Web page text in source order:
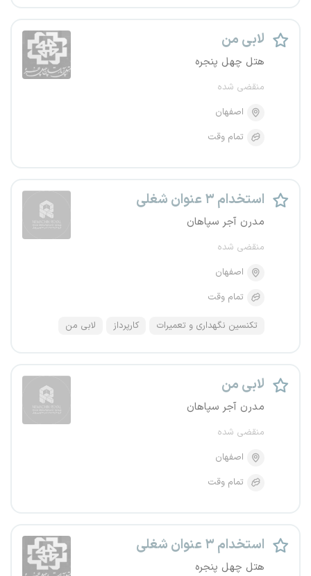
لابی من
هتل چهل پنجره
منقضی شده
اصفهان
تمام وقت
استخدام ۳ عنوان شغلی
مدرن آجر سپاهان
منقضی شده
اصفهان
تمام وقت
تکنسین نگهداری و تعمیرات کارپرداز لابی من
لابی من
مدرن آجر سپاهان
منقضی شده
اصفهان
تمام وقت
استخدام ۳ عنوان شغلی
هتل چهل پنجره